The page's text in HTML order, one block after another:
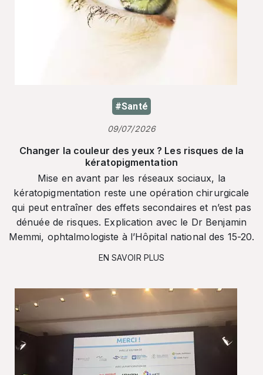
#Santé
09/07/2026
Changer la couleur des yeux ? Les risques de la
kératopigmentation
Mise en avant par les réseaux sociaux, la
kératopigmentation reste une opération chirurgicale
qui peut entraîner des effets secondaires et n’est pas
dénuée de risques. Explication avec le Dr Benjamin
Memmi, ophtalmologiste à l’Hôpital national des 15-20.
EN SAVOIR PLUS